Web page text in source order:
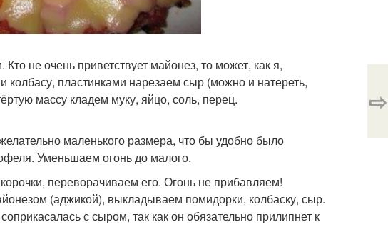
не очень приветствует майонез, то может, как я,
пластинками нарезаем сыр (можно и натереть,
массу кладем муку, яйцо, соль, перец.
маленького размера, что бы удобно было
Уменьшаем огонь до малого.
переворачиваем его. Огонь не прибавляем!
(аджикой), выкладываем помидорки, колбаску, сыр.
с сыром, так как он обязательно прилипнет к
⇨